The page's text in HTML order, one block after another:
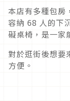
本店有多種包房
容納 68 人的下
礙桌椅，是一家
對於逛街後想要
方便。